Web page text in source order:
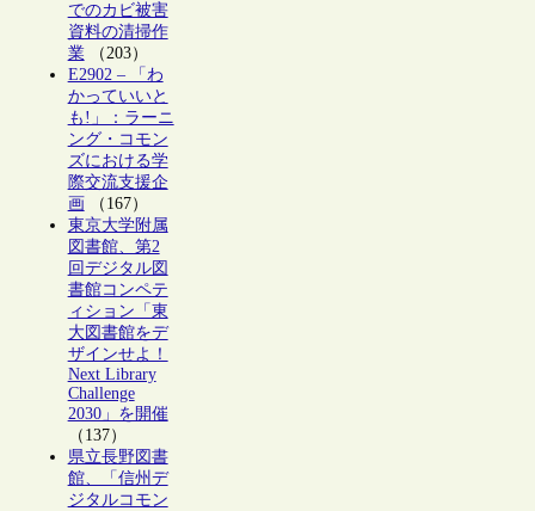
でのカビ被害
資料の清掃作
業（203）
E2902 – 「わ
かっていいと
も!」：ラーニ
ング・コモン
ズにおける学
際交流支援企
画 （167）
東京大学附属
図書館、第2
回デジタル図
書館コンペテ
ィション「東
大図書館をデ
ザインせよ！
Next Library
Challenge
2030」を開催
（137）
県立長野図書
館、「信州デ
ジタルコモン